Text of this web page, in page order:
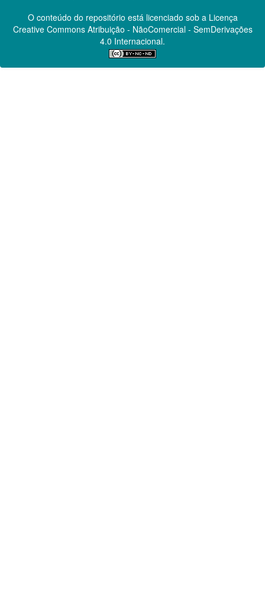
O conteúdo do repositório está licenciado sob a Licença
Creative CommonsAtribuição - NãoComercial - SemDerivações
4.0 Internacional.